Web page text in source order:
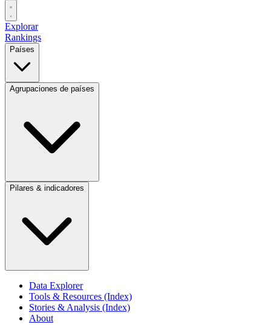
Explorar
Rankings
Países
Agrupaciones de países
Pilares & indicadores
Data Explorer
Tools & Resources (Index)
Stories & Analysis (Index)
About